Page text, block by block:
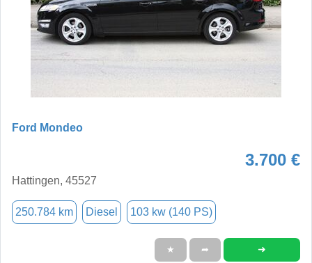
Ford Mondeo
3.700 €
Hattingen, 45527
250.784 km Diesel 103 kw (140 PS)
★ ➦ ➜